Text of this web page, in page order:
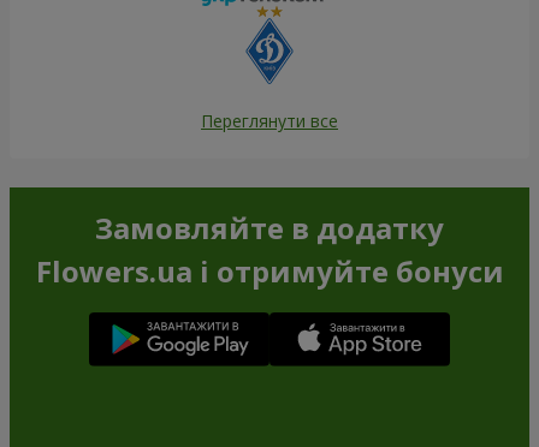
Переглянути все
Замовляйте в додатку
Flowers.ua і отримуйте бонуси